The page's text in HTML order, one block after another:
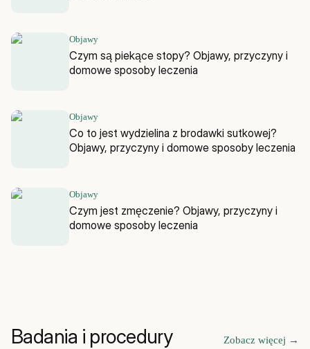
Objawy
Czym są piekące stopy? Objawy, przyczyny i
domowe sposoby leczenia
Objawy
Co to jest wydzielina z brodawki sutkowej?
Objawy, przyczyny i domowe sposoby leczenia
Objawy
Czym jest zmęczenie? Objawy, przyczyny i
domowe sposoby leczenia
Badania i procedury Zobacz więcej →